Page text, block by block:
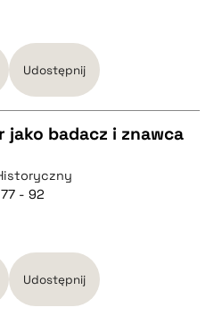
Udostępnij
jako badacz i znawca
- 92
Udostępnij